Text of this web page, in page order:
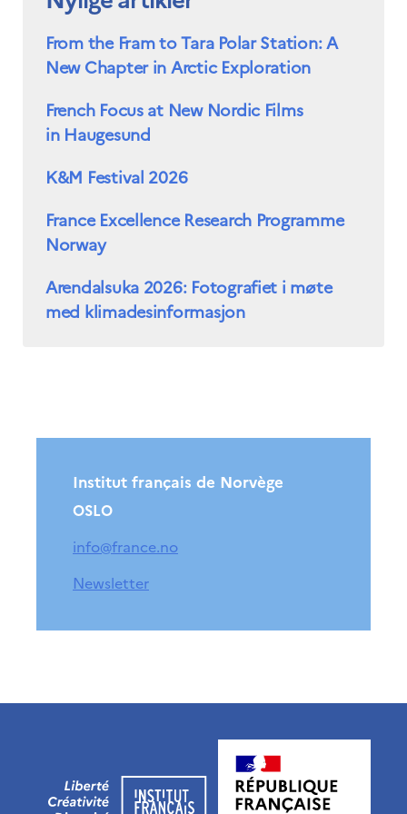
From the Fram to Tara Polar Station: A
New Chapter in Arctic Exploration
French Focus at New Nordic Films
in Haugesund
K&M Festival 2026
France Excellence Research Programme
Norway
Arendalsuka 2026: Fotografiet i møte
med klimadesinformasjon
Institut français de Norvège
OSLO
info@france.no
Newsletter